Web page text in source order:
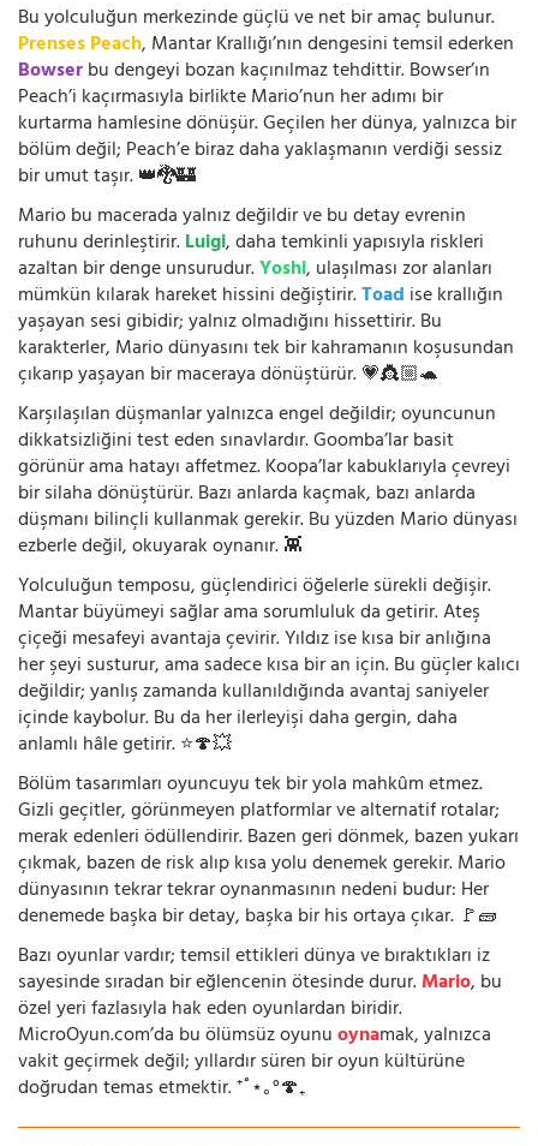
Bu yolculuğun merkezinde güçlü ve net bir amaç bulunur.
Prenses Peach, Mantar Krallığı’nın dengesini temsil ederken
Bowserbu dengeyi bozan kaçınılmaz tehdittir. Bowser’ın
Peach’i kaçırmasıyla birlikte Mario’nun her adımı bir
kurtarma hamlesine dönüşür. Geçilen her dünya, yalnızca bir
bölüm değil; Peach’e biraz daha yaklaşmanın verdiği sessiz
bir umut taşır. 👑🐉🏰
Mario bu macerada yalnız değildir ve bu detay evrenin
ruhunu derinleştirir.Luigi, daha temkinli yapısıyla riskleri
azaltan bir denge unsurudur.Yoshi, ulaşılması zor alanları
mümkün kılarak hareket hissini değiştirir.Toad ise krallığın
yaşayan sesi gibidir; yalnız olmadığını hissettirir. Bu
karakterler, Mario dünyasını tek bir kahramanın koşusundan
çıkarıp yaşayan bir maceraya dönüştürür. 💗👸🏼🐢
Karşılaşılan düşmanlar yalnızca engel değildir; oyuncunun
dikkatsizliğini test eden sınavlardır. Goomba’lar basit
görünür ama hatayı affetmez. Koopa’lar kabuklarıyla çevreyi
bir silaha dönüştürür. Bazı anlarda kaçmak, bazı anlarda
düşmanı bilinçli kullanmak gerekir. Bu yüzden Mario dünyası
ezberle değil, okuyarak oynanır. 👾
Yolculuğun temposu, güçlendirici öğelerle sürekli değişir.
Mantar büyümeyi sağlar ama sorumluluk da getirir. Ateş
çiçeği mesafeyi avantaja çevirir. Yıldız ise kısa bir anlığına
her şeyi susturur, ama sadece kısa bir an için. Bu güçler kalıcı
değildir; yanlış zamanda kullanıldığında avantaj saniyeler
içinde kaybolur. Bu da her ilerleyişi daha gergin, daha
anlamlı hâle getirir. ⭐🍄💥
Bölüm tasarımları oyuncuyu tek bir yola mahkûm etmez.
Gizli geçitler, görünmeyen platformlar ve alternatif rotalar;
merak edenleri ödüllendirir. Bazen geri dönmek, bazen yukarı
çıkmak, bazen de risk alıp kısa yolu denemek gerekir. Mario
dünyasının tekrar tekrar oynanmasının nedeni budur: Her
denemede başka bir detay, başka bir his ortaya çıkar. 🚩🧱
Bazı oyunlar vardır; temsil ettikleri dünya ve bıraktıkları iz
sayesinde sıradan bir eğlencenin ötesinde durur.Mario, bu
özel yeri fazlasıyla hak eden oyunlardan biridir.
MicroOyun.com’da bu ölümsüz oyunuoynamak, yalnızca
vakit geçirmek değil; yıllardır süren bir oyun kültürüne
doğrudan temas etmektir. ⁺˚⋆｡°🍄₊